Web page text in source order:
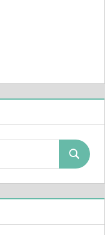
Search